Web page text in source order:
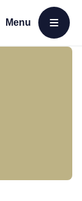
Menu
Open menu